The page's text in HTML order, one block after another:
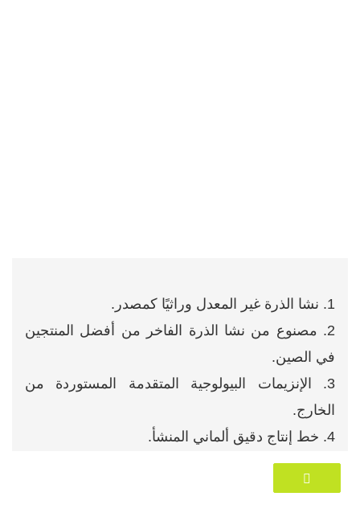
1. نشا الذرة غير المعدل وراثيًا كمصدر.
2. مصنوع من نشا الذرة الفاخر من أفضل المنتجين
في الصين.
3. الإنزيمات البيولوجية المتقدمة المستوردة من
الخارج.
4. خط إنتاج دقيق ألماني المنشأ.
5. براعة رائعة من اليابان.
6. مختبر مراقبة الجودة مجهز بالكامل.